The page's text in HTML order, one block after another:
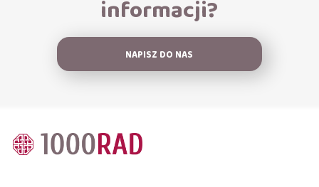
informacji?
NAPISZ DO NAS